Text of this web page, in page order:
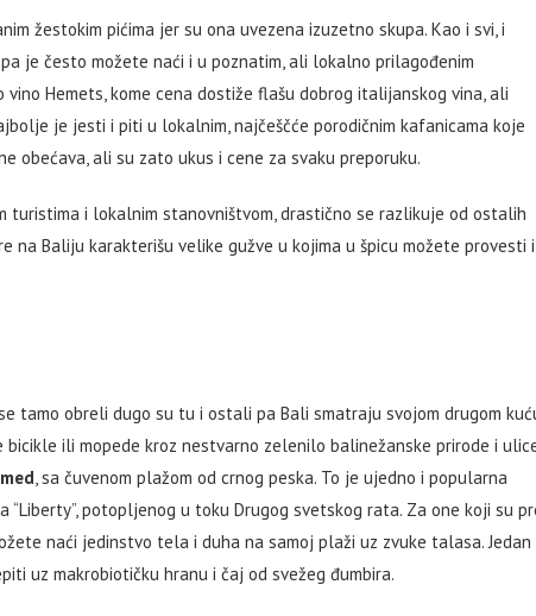
žestokim pićima jer su ona uvezena izuzetno skupa. Kao i svi, i
je često možete naći i u poznatim, ali lokalno prilagođenim
Hemets, kome cena dostiže flašu dobrog italijanskog vina, ali
je jesti i piti u lokalnim, najčeščće porodičnim kafanicama koje
obećava, ali su zato ukus i cene za svaku preporuku.
turistima i lokalnim stanovništvom, drastično se razlikuje od ostalih
Baliju karakterišu velike gužve u kojima u špicu možete provesti i
tamo obreli dugo su tu i ostali pa Bali smatraju svojom drugom
ili mopede kroz nestvarno zelenilo balinežanske prirode i
, sa čuvenom plažom od crnog peska. To je ujedno i popularna
potopljenog u toku Drugog svetskog rata. Za one koji su
naći jedinstvo tela i duha na samoj plaži uz zvuke talasa. Jedan
uz makrobiotičku hranu i čaj od svežeg đumbira.